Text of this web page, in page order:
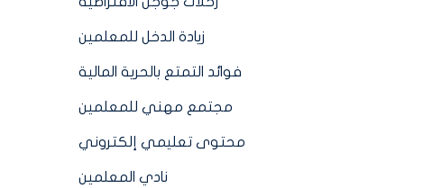
زيادة الدخل للمعلمين
فوائد التمتع بالحرية المالية
مجتمع مهني للمعلمين
محتوى تعليمي إلكتروني
نادي المعلمين